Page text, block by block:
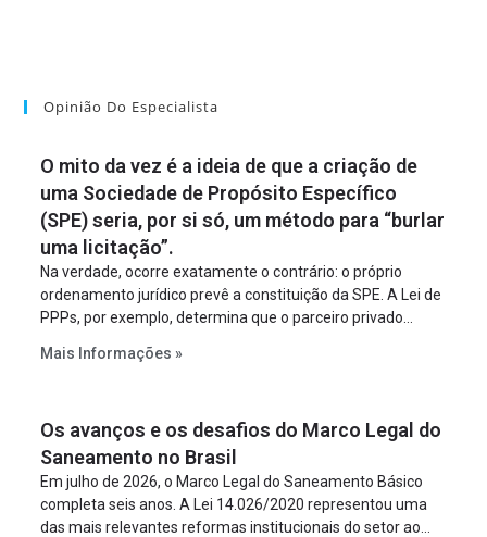
Opinião Do Especialista
O mito da vez é a ideia de que a criação de
uma Sociedade de Propósito Específico
(SPE) seria, por si só, um método para “burlar
uma licitação”.
Na verdade, ocorre exatamente o contrário: o próprio
ordenamento jurídico prevê a constituição da SPE. A Lei de
PPPs, por exemplo, determina que o parceiro privado
empreendimento. Ou seja, a suposta “fraude à licitação” é
projeto a projeto.
Mais Informações »
Os avanços e os desafios do Marco Legal do
Saneamento no Brasil
Em julho de 2026, o Marco Legal do Saneamento Básico
completa seis anos. A Lei 14.026/2020 representou uma
das mais relevantes reformas institucionais do setor ao